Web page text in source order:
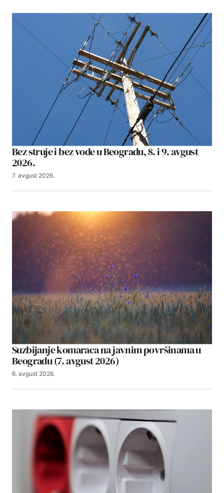
Bez struje i bez vode u Beogradu, 8. i 9. avgust
2026.
7. avgust 2026.
Suzbijanje komaraca na javnim površinama u
Beogradu (7. avgust 2026)
6. avgust 2026.